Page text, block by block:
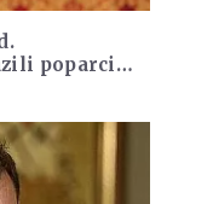
poparcie